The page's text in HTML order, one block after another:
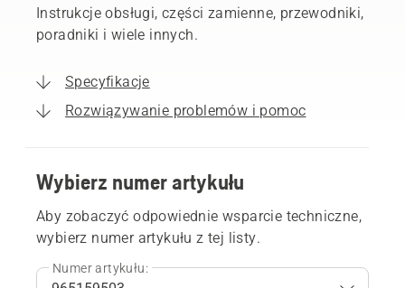
Instrukcje obsługi, części zamienne, przewodniki,
poradniki i wiele innych.
Specyfikacje
Rozwiązywanie problemów i pomoc
Wybierz numer artykułu
Aby zobaczyć odpowiednie wsparcie techniczne,
wybierz numer artykułu z tej listy.
Numer artykułu: